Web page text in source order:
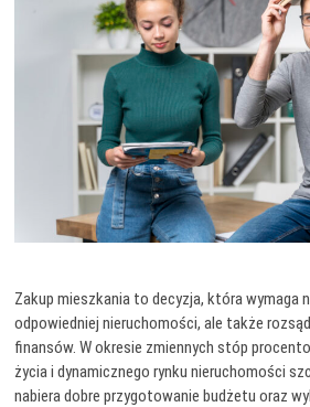
Zakup mieszkania to decyzja, która wymaga
odpowiedniej nieruchomości, ale także
finansów. W okresie zmiennych stóp
życia i dynamicznego rynku nieruchomości
nabiera dobre przygotowanie budżetu oraz